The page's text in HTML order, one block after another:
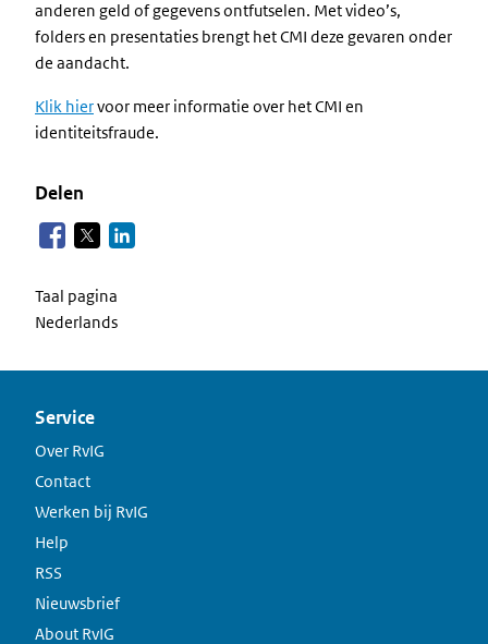
anderen geld of gegevens ontfutselen. Met video’s,
folders en presentaties brengt het CMI deze gevaren onder
de aandacht.
Klik hiervoor meer informatie over het CMI en
identiteitsfraude.
Delen
Taal pagina
Nederlands
Service
Over RvIG
Contact
Werken bij RvIG
Help
RSS
Nieuwsbrief
About RvIG